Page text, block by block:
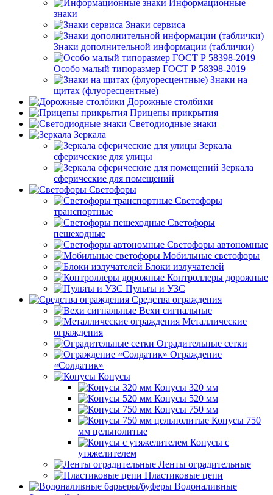
Информационные
знаки
Знаки сервиса
Знаки дополнительной информации (таблички)
Особо малый типоразмер ГОСТ Р 58398-2019
Знаки на
щитах (флуоресцентные)
Дорожные столбики
Прицепы прикрытия
Светодиодные знаки
Зеркала
Зеркала
сферические для улицы
Зеркала
сферические для помещений
Светофоры
Светофоры
транспортные
Светофоры
пешеходные
Светофоры автономные
Мобильные светофоры
Блоки излучателей
Контроллеры дорожные
Пульты и УЗС
Средства ограждения
Вехи сигнальные
Металлические
ограждения
Оградительные сетки
Ограждение
«Солдатик»
Конусы
Конусы 320 мм
Конусы 520 мм
Конусы 750 мм
Конусы 750
мм цельнолитые
Конусы с
утяжелителем
Ленты оградительные
Пластиковые цепи
Водоналивные